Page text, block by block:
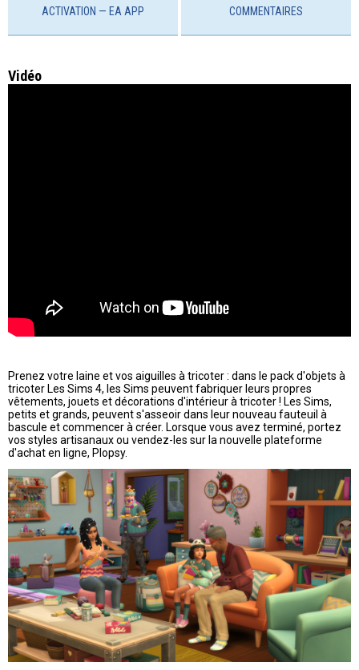
ACTIVATION — EA APP COMMENTAIRES
Vidéo
Prenez votre laine et vos aiguilles à tricoter : dans le pack d'objets à
tricoter Les Sims 4, les Sims peuvent fabriquer leurs propres
vêtements, jouets et décorations d'intérieur à tricoter ! Les Sims,
petits et grands, peuvent s'asseoir dans leur nouveau fauteuil à
bascule et commencer à créer. Lorsque vous avez terminé, portez
vos styles artisanaux ou vendez-les sur la nouvelle plateforme
d'achat en ligne, Plopsy.